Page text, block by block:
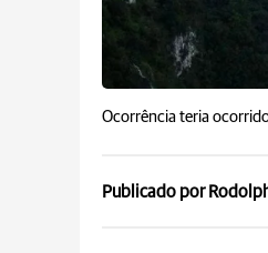
Ocorrência teria
Publicado por